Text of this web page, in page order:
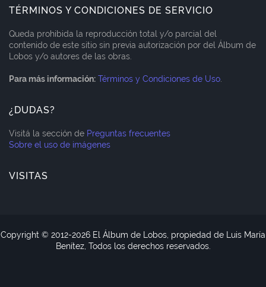
TÉRMINOS Y CONDICIONES DE SERVICIO
Queda prohibida la reproducción total y/o parcial del
contenido de este sitio sin previa autorización por del Álbum de
Lobos y/o autores de las obras.
Para más información: Términos y Condiciones de Uso.
¿DUDAS?
Visitá la sección de Preguntas frecuentes
Sobre el uso de imágenes
VISITAS
Copyright © 2012-2026 El Álbum de Lobos, propiedad de Luis María
Benítez, Todos los derechos reservados.